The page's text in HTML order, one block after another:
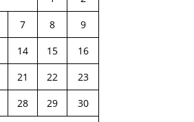
7 8
9
14 15
16
21 22
23
28 29
30